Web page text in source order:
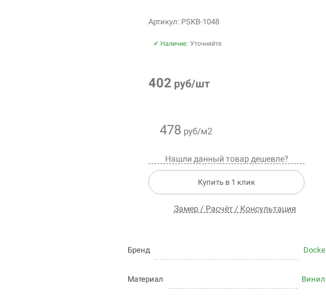
Артикул: PSKB-1048
✓ Наличие: Уточняйте
402 руб/шт
478 руб/м2
Нашли данный товар дешевле?
Купить в 1 клик
Замер / Расчёт / Консультация
Бренд Docke
Материал Винил